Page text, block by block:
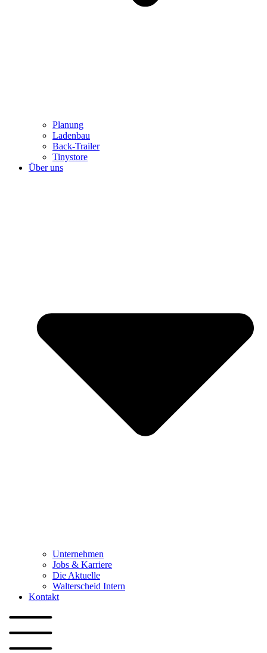
Planung
Ladenbau
Back-Trailer
Tinystore
Über uns
Unternehmen
Jobs & Karriere
Die Aktuelle
Walterscheid Intern
Kontakt